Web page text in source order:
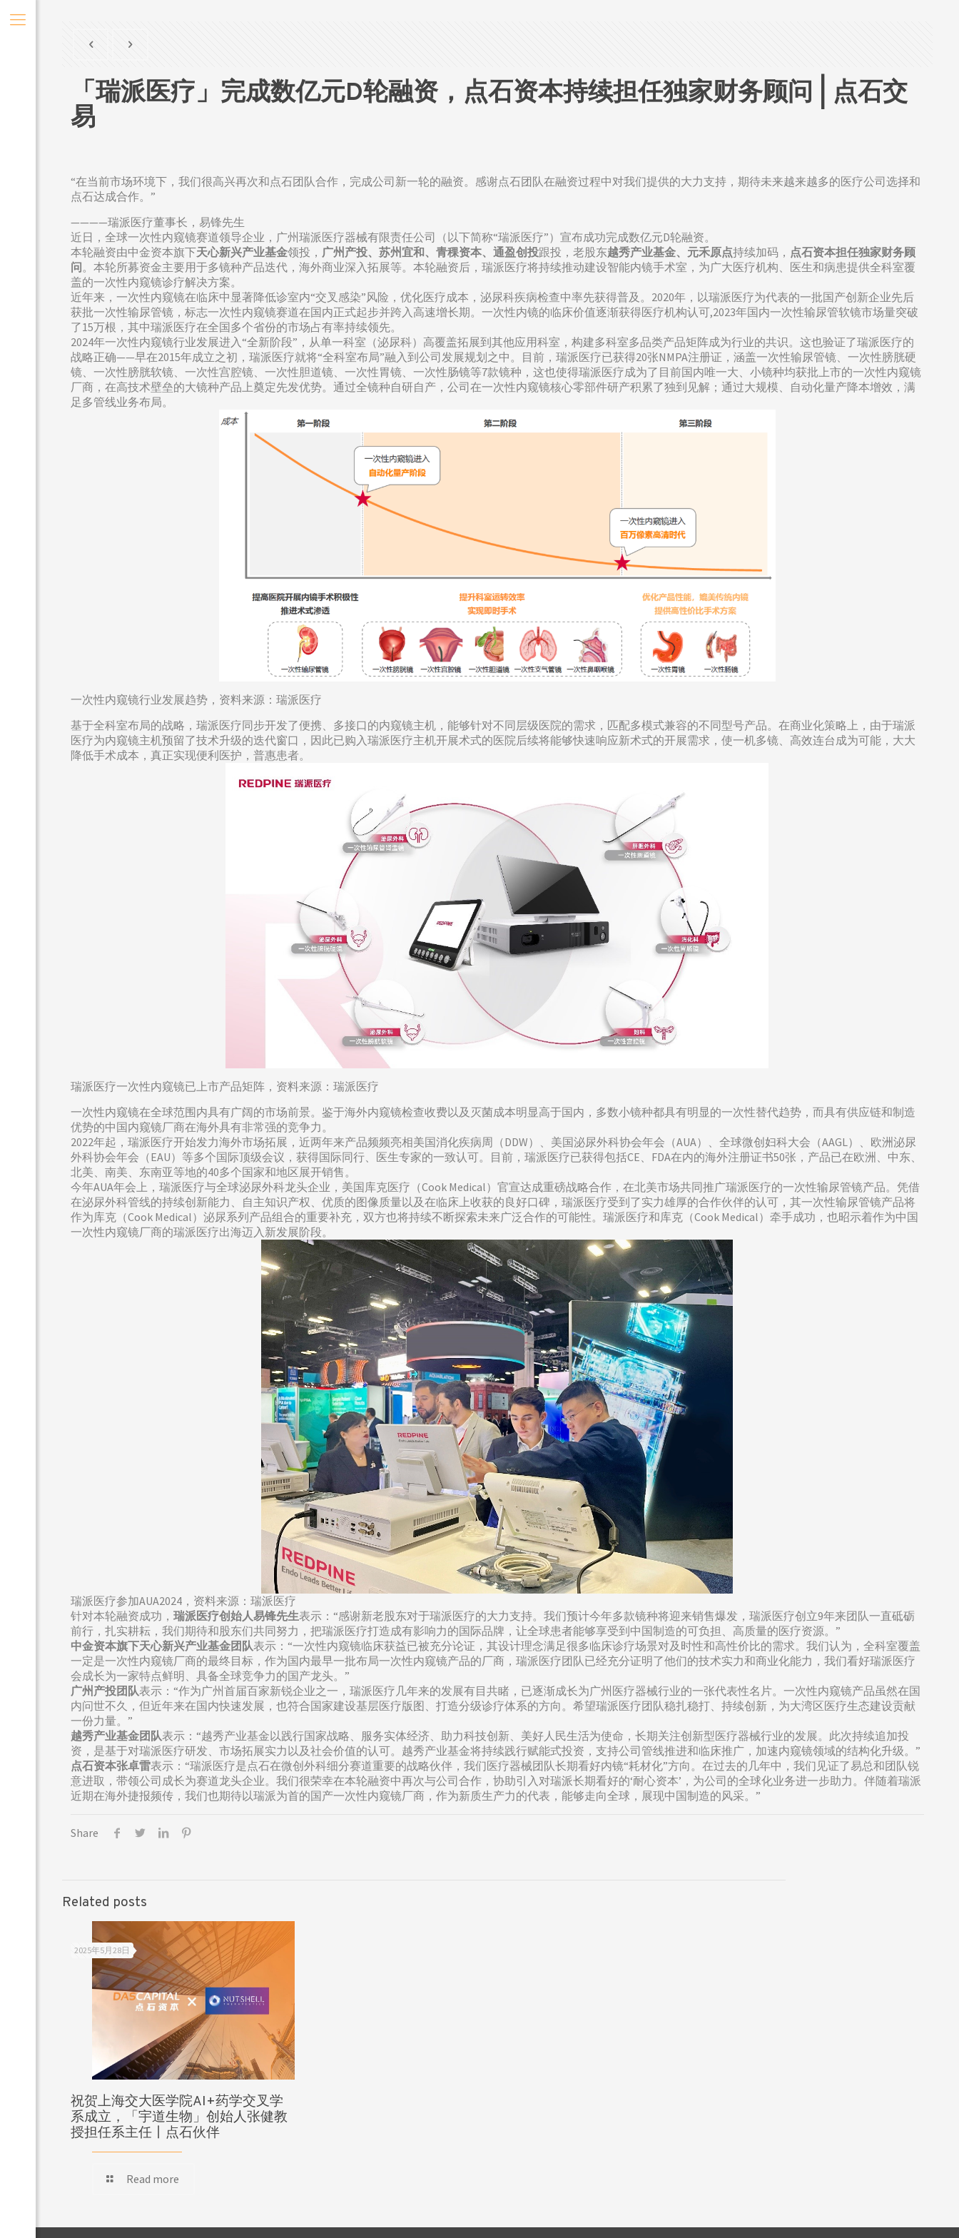
「瑞派医疗」完成数亿元D轮融资，点石资本持续担任独家财务顾问 | 点石交
易
“在当前市场环境下，我们很高兴再次和点石团队合作，完成公司新一轮的融资。感谢点石团队在融资过程中对我们提供的大力支持，期待未来越来越多的医疗公司选择和
点石达成合作。”
————瑞派医疗董事长，易锋先生
近日，全球一次性内窥镜赛道领导企业，广州瑞派医疗器械有限责任公司（以下简称“瑞派医疗”）宣布成功完成数亿元D轮融资。
本轮融资由中金资本旗下天心新兴产业基金领投， 广州产投、苏州宜和、青稞资本、通盈创投跟投，老股东越秀产业基金、元禾原点持续加码， 点石资本担任独家财务顾
问。本轮所募资金主要用于多镜种产品迭代，海外商业深入拓展等。本轮融资后，瑞派医疗将持续推动建设智能内镜手术室，为广大医疗机构、医生和病患提供全科室覆
盖的一次性内窥镜诊疗解决方案。
近年来，一次性内窥镜在临床中显著降低诊室内“交叉感染”风险，优化医疗成本，泌尿科疾病检查中率先获得普及。2020年，以瑞派医疗为代表的一批国产创新企业先后
获批一次性输尿管镜，标志一次性内窥镜赛道在国内正式起步并跨入高速增长期。一次性内镜的临床价值逐渐获得医疗机构认可,2023年国内一次性输尿管软镜市场量突破
了15万根，其中瑞派医疗在全国多个省份的市场占有率持续领先。
2024年一次性内窥镜行业发展进入“全新阶段”，从单一科室（泌尿科）高覆盖拓展到其他应用科室，构建多科室多品类产品矩阵成为行业的共识。这也验证了瑞派医疗的
战略正确——早在2015年成立之初，瑞派医疗就将“全科室布局”融入到公司发展规划之中。目前，瑞派医疗已获得20张NMPA注册证，涵盖一次性输尿管镜、一次性膀胱硬
镜、一次性膀胱软镜、一次性宫腔镜、一次性胆道镜、一次性胃镜、一次性肠镜等7款镜种，这也使得瑞派医疗成为了目前国内唯一大、小镜种均获批上市的一次性内窥镜
厂商，在高技术壁垒的大镜种产品上奠定先发优势。通过全镜种自研自产，公司在一次性内窥镜核心零部件研产积累了独到见解；通过大规模、自动化量产降本增效，满
足多管线业务布局。
一次性内窥镜行业发展趋势，资料来源：瑞派医疗
基于全科室布局的战略，瑞派医疗同步开发了便携、多接口的内窥镜主机，能够针对不同层级医院的需求，匹配多模式兼容的不同型号产品。在商业化策略上，由于瑞派
医疗为内窥镜主机预留了技术升级的迭代窗口，因此已购入瑞派医疗主机开展术式的医院后续将能够快速响应新术式的开展需求，使一机多镜、高效连台成为可能，大大
降低手术成本，真正实现便利医护，普惠患者。
瑞派医疗一次性内窥镜已上市产品矩阵，资料来源：瑞派医疗
一次性内窥镜在全球范围内具有广阔的市场前景。鉴于海外内窥镜检查收费以及灭菌成本明显高于国内，多数小镜种都具有明显的一次性替代趋势，而具有供应链和制造
优势的中国内窥镜厂商在海外具有非常强的竞争力。
2022年起，瑞派医疗开始发力海外市场拓展，近两年来产品频频亮相美国消化疾病周（DDW）、美国泌尿外科协会年会（AUA）、全球微创妇科大会（AAGL）、欧洲泌尿
外科协会年会（EAU）等多个国际顶级会议，获得国际同行、医生专家的一致认可。目前，瑞派医疗已获得包括CE、FDA在内的海外注册证书50张，产品已在欧洲、中东、
北美、南美、东南亚等地的40多个国家和地区展开销售。
今年AUA年会上，瑞派医疗与全球泌尿外科龙头企业，美国库克医疗（Cook Medical）官宣达成重磅战略合作，在北美市场共同推广瑞派医疗的一次性输尿管镜产品。凭借
在泌尿外科管线的持续创新能力、自主知识产权、优质的图像质量以及在临床上收获的良好口碑，瑞派医疗受到了实力雄厚的合作伙伴的认可，其一次性输尿管镜产品将
作为库克（Cook Medical）泌尿系列产品组合的重要补充，双方也将持续不断探索未来广泛合作的可能性。瑞派医疗和库克（Cook Medical）牵手成功，也昭示着作为中国
一次性内窥镜厂商的瑞派医疗出海迈入新发展阶段。
瑞派医疗参加AUA2024，资料来源：瑞派医疗
针对本轮融资成功，瑞派医疗创始人易锋先生表示：“感谢新老股东对于瑞派医疗的大力支持。我们预计今年多款镜种将迎来销售爆发，瑞派医疗创立9年来团队一直砥砺
前行，扎实耕耘，我们期待和股东们共同努力，把瑞派医疗打造成有影响力的国际品牌，让全球患者能够享受到中国制造的可负担、高质量的医疗资源。”
中金资本旗下天心新兴产业基金团队表示：“一次性内窥镜临床获益已被充分论证，其设计理念满足很多临床诊疗场景对及时性和高性价比的需求。我们认为，全科室覆盖
一定是一次性内窥镜厂商的最终目标，作为国内最早一批布局一次性内窥镜产品的厂商，瑞派医疗团队已经充分证明了他们的技术实力和商业化能力，我们看好瑞派医疗
会成长为一家特点鲜明、具备全球竞争力的国产龙头。”
广州产投团队表示：“作为广州首届百家新锐企业之一，瑞派医疗几年来的发展有目共睹，已逐渐成长为广州医疗器械行业的一张代表性名片。一次性内窥镜产品虽然在国
内问世不久，但近年来在国内快速发展，也符合国家建设基层医疗版图、打造分级诊疗体系的方向。希望瑞派医疗团队稳扎稳打、持续创新，为大湾区医疗生态建设贡献
一份力量。”
越秀产业基金团队表示：“越秀产业基金以践行国家战略、服务实体经济、助力科技创新、美好人民生活为使命，长期关注创新型医疗器械行业的发展。此次持续追加投
资，是基于对瑞派医疗研发、市场拓展实力以及社会价值的认可。越秀产业基金将持续践行赋能式投资，支持公司管线推进和临床推广，加速内窥镜领域的结构化升级。”
点石资本张卓雷表示：“瑞派医疗是点石在微创外科细分赛道重要的战略伙伴，我们医疗器械团队长期看好内镜“耗材化”方向。在过去的几年中，我们见证了易总和团队锐
意进取，带领公司成长为赛道龙头企业。我们很荣幸在本轮融资中再次与公司合作，协助引入对瑞派长期看好的‘耐心资本’，为公司的全球化业务进一步助力。伴随着瑞派
近期在海外捷报频传，我们也期待以瑞派为首的国产一次性内窥镜厂商，作为新质生产力的代表，能够走向全球，展现中国制造的风采。”
Share
Related posts
2025年5月28日
祝贺上海交大医学院AI+药学交叉学
系成立，「宇道生物」创始人张健教
授担任系主任丨点石伙伴
Read more